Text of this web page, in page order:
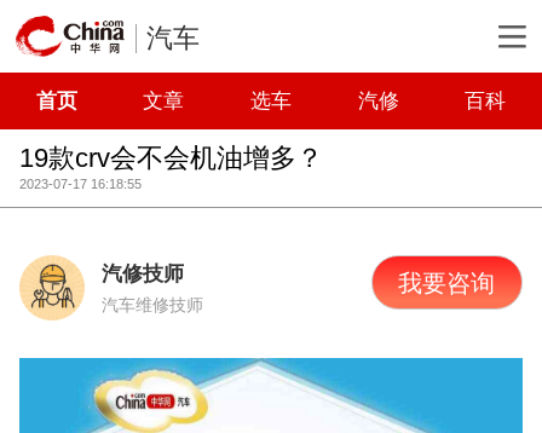
汽车
首页 文章 选车 汽修 百科
19款crv会不会机油增多？
2023-07-17 16:18:55
汽修技师
汽车维修技师
我要咨询